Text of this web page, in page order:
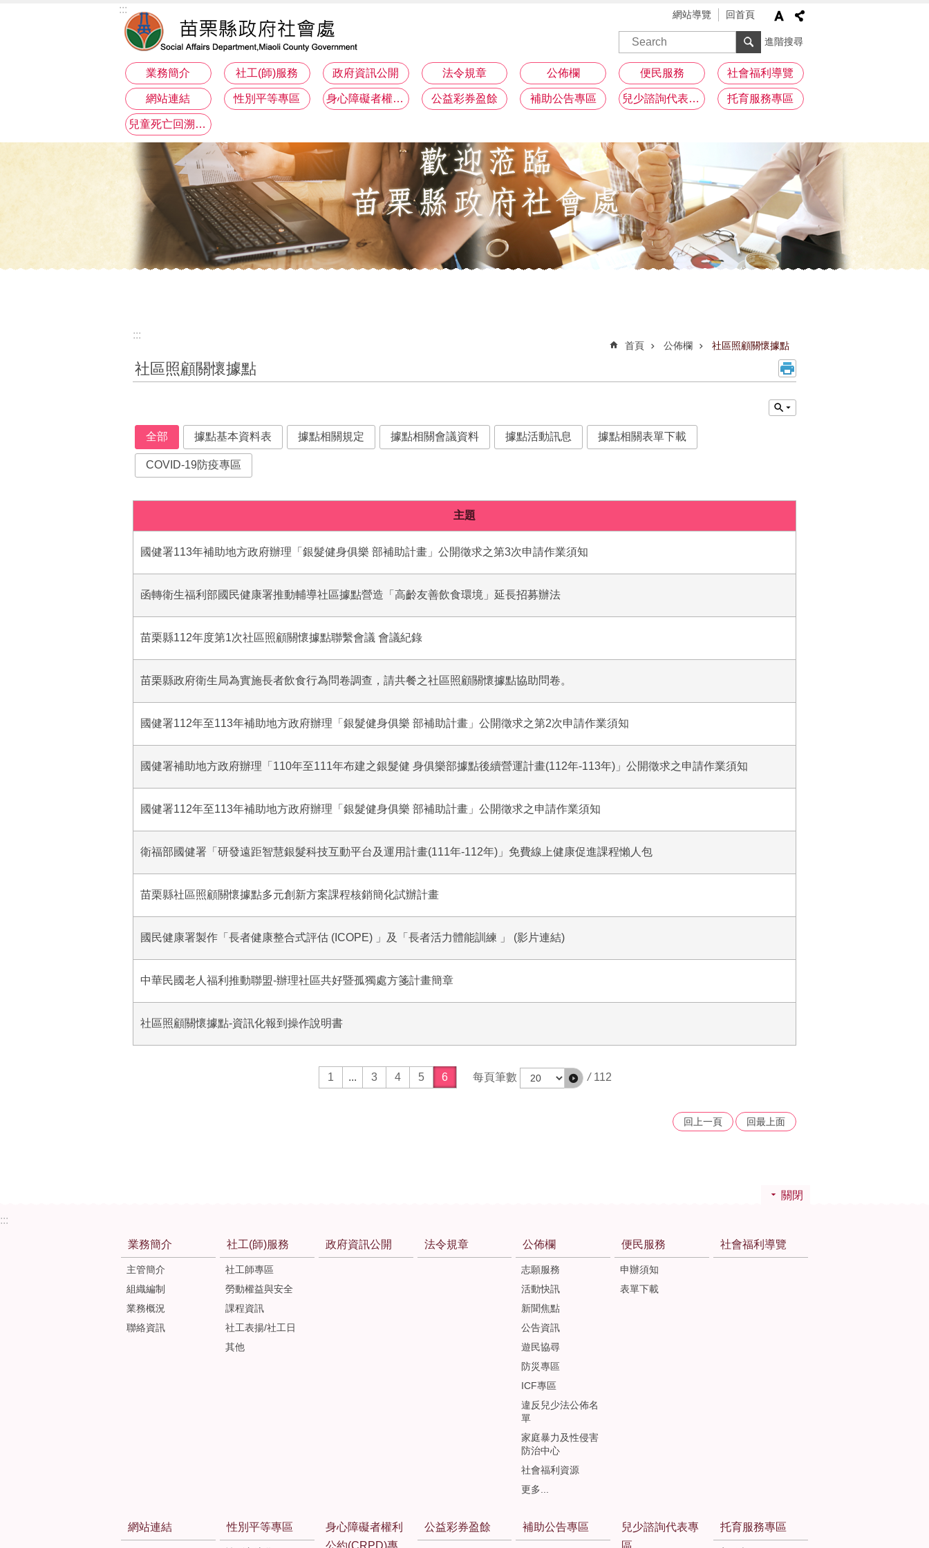
::: 網站導覽 回首頁
進階搜尋
業務簡介 社工(師)服務 政府資訊公開 法令規章 公佈欄 便民服務 社會福利導覽
網站連結 性別平等專區 身心障礙者權利公約(CRPD)專區 公益彩券盈餘 補助公告專區 兒少諮詢代表專區 托育服務專區
兒童死亡回溯分析
:::
首頁 公佈欄 社區照顧關懷據點
社區照顧關懷據點
全部 據點基本資料表 據點相關規定 據點相關會議資料 據點活動訊息 據點相關表單下載
COVID-19防疫專區
主題
國健署113年補助地方政府辦理「銀髮健身俱樂 部補助計畫」公開徵求之第3次申請作業須知
函轉衛生福利部國民健康署推動輔導社區據點營造「高齡友善飲食環境」延長招募辦法
苗栗縣112年度第1次社區照顧關懷據點聯繫會議 會議紀錄
苗栗縣政府衛生局為實施長者飲食行為問卷調查，請共餐之社區照顧關懷據點協助問卷。
國健署112年至113年補助地方政府辦理「銀髮健身俱樂 部補助計畫」公開徵求之第2次申請作業須知
國健署補助地方政府辦理「110年至111年布建之銀髮健 身俱樂部據點後續營運計畫(112年-113年)」公開徵求之申請作業須知
國健署112年至113年補助地方政府辦理「銀髮健身俱樂 部補助計畫」公開徵求之申請作業須知
衛福部國健署「研發遠距智慧銀髮科技互動平台及運用計畫(111年-112年)」免費線上健康促進課程懶人包
苗栗縣社區照顧關懷據點多元創新方案課程核銷簡化試辦計畫
國民健康署製作「長者健康整合式評估 (ICOPE) 」及「長者活力體能訓練 」 (影片連結)
中華民國老人福利推動聯盟-辦理社區共好暨孤獨處方箋計畫簡章
社區照顧關懷據點-資訊化報到操作說明書
1 ... 3 4 5 6 每頁筆數 / 112
回上一頁 回最上面
關閉
:::
業務簡介
主管簡介
組織編制
業務概況
聯絡資訊
社工(師)服務
社工師專區
勞動權益與安全
課程資訊
社工表揚/社工日
其他
政府資訊公開 法令規章 公佈欄
志願服務
活動快訊
新聞焦點
公告資訊
遊民協尋
防災專區
ICF專區
違反兒少法公佈名
單
家庭暴力及性侵害
防治中心
社會福利資源
更多...
便民服務
申辦須知
表單下載
社會福利導覽
網站連結 性別平等專區
身心障礙者權利
公約(CRPD)專
公益彩券盈餘 補助公告專區
兒少諮詢代表專
區
托育服務專區